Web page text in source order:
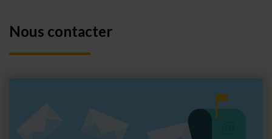
Nous contacter